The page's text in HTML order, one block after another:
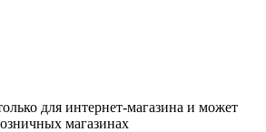
для интернет-магазина и может
магазинах